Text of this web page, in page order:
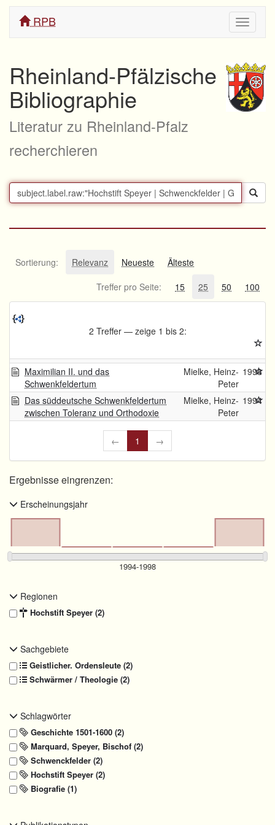
ein/
RPB
Rheinland-Pfälzische
Bibliographie
Literatur zu Rheinland-Pfalz
recherchieren
Sortierung: Relevanz Neueste
Älteste
Treffer pro Seite:
15 25 50 100
2 Treffer — zeige 1 bis 2:
Maximilian II. und das
Schwenkfeldertum
Mielke, Heinz-
Peter
1998
Das süddeutsche Schwenkfeldertum
zwischen Toleranz und Orthodoxie
Mielke, Heinz-
Peter
1994
← 1 →
Ergebnisse eingrenzen:
Erscheinungsjahr
Regionen
Hochstift Speyer (2)
Sachgebiete
Geistlicher. Ordensleute (2)
Schwärmer / Theologie (2)
Schlagwörter
Geschichte 1501-1600 (2)
Marquard, Speyer, Bischof (2)
Schwenckfelder (2)
Hochstift Speyer (2)
Biografie (1)